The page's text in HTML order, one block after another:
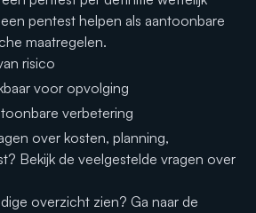
pentest helpen als aantoonbare
maatregelen.
risico
voor opvolging
verbetering
over kosten, planning,
Bekijk de veelgestelde vragen over
overzicht zien? Ga naar de